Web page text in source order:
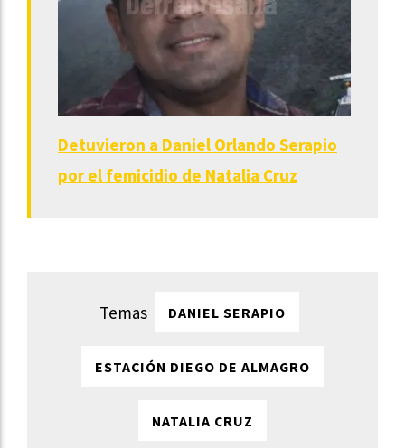
Detuvieron a Daniel Orlando Serapio
por el femicidio de Natalia Cruz
DANIEL SERAPIO
ESTACIÓN DIEGO DE ALMAGRO
NATALIA CRUZ